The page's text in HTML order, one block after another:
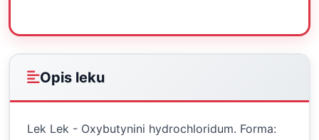
Opis leku
Lek Lek - Oxybutynini hydrochloridum. Forma: